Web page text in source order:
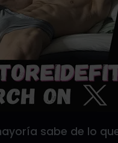
sabe de lo